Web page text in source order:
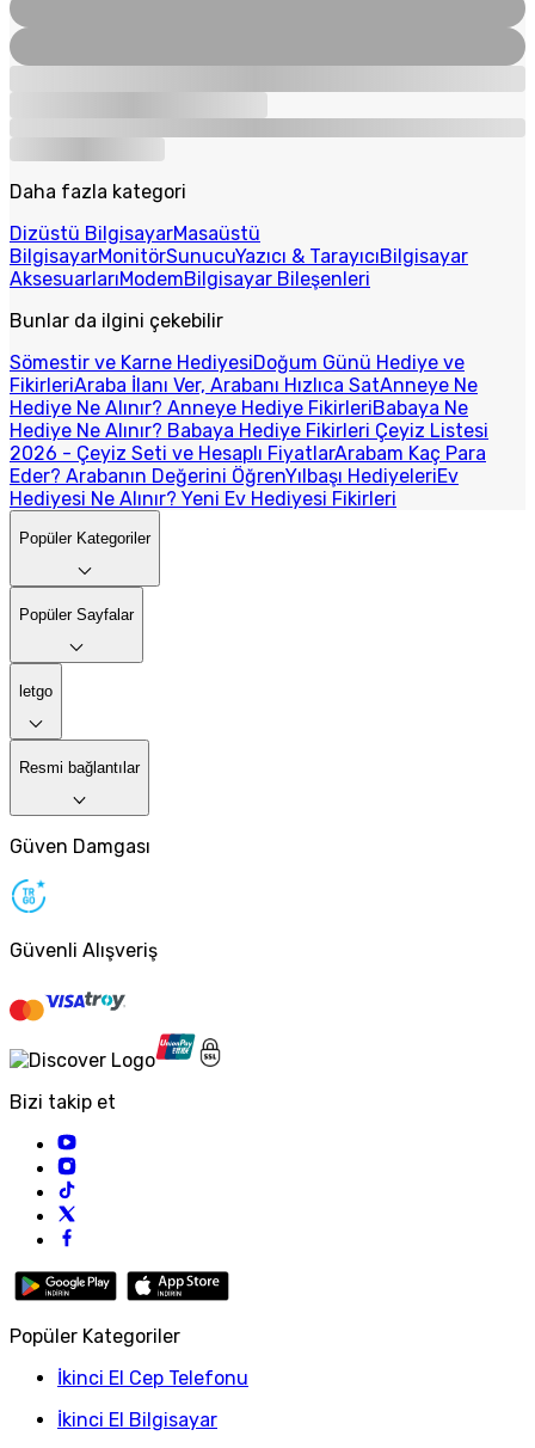
Daha fazla kategori
Dizüstü BilgisayarMasaüstü
BilgisayarMonitörSunucuYazıcı & TarayıcıBilgisayar
AksesuarlarıModemBilgisayar Bileşenleri
Bunlar da ilgini çekebilir
Sömestir ve Karne HediyesiDoğum Günü Hediye ve
FikirleriAraba İlanı Ver, Arabanı Hızlıca SatAnneye Ne
Hediye Ne Alınır? Anneye Hediye FikirleriBabaya Ne
Hediye Ne Alınır? Babaya Hediye Fikirleri Çeyiz Listesi
2026 - Çeyiz Seti ve Hesaplı FiyatlarArabam Kaç Para
Eder? Arabanın Değerini ÖğrenYılbaşı HediyeleriEv
Hediyesi Ne Alınır? Yeni Ev Hediyesi Fikirleri
Popüler Kategoriler
Popüler Sayfalar
letgo
Resmi bağlantılar
Güven Damgası
Güvenli Alışveriş
Bizi takip et
Popüler Kategoriler
İkinci El Cep Telefonu
İkinci El Bilgisayar